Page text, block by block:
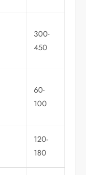
300-
450
60-
100
120-
180